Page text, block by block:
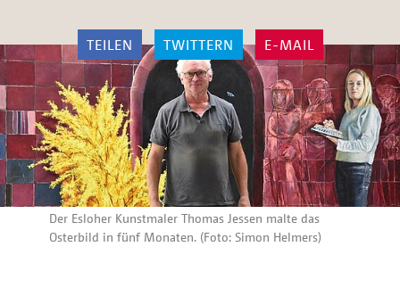
TEILEN TWITTERN E-MAIL
Der Esloher Kunstmaler Thomas Jessen malte das
Osterbild in fünf Monaten. (Foto: Simon Helmers)